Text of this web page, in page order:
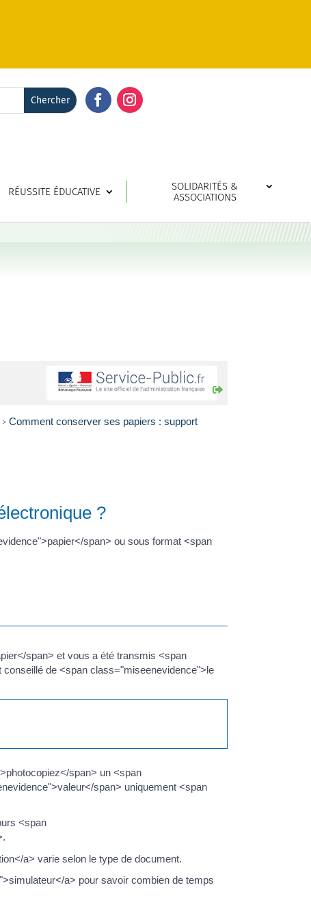
RÉUSSITE ÉDUCATIVE
SOLIDARITÉS &
ASSOCIATIONS
> Comment conserver ses papiers : support
?
span> ou sous format <span
span> et vous a été transmis <span
de <span class="miseenevidence">le
span> un <span
span> uniquement <span
<span
a> varie selon le type de document.
a> pour savoir combien de temps